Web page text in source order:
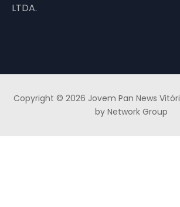
LTDA.
Copyright © 2026 Jovem Pan News
by Network Group